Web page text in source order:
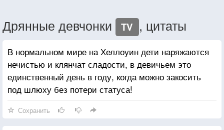
Дрянные девчонки TV , цитаты
В нормальном мире на Хеллоуин дети наряжаются
нечистью и клянчат сладости, в девичьем это
единственный день в году, когда можно закосить
под шлюху без потери статуса!
Сохранить